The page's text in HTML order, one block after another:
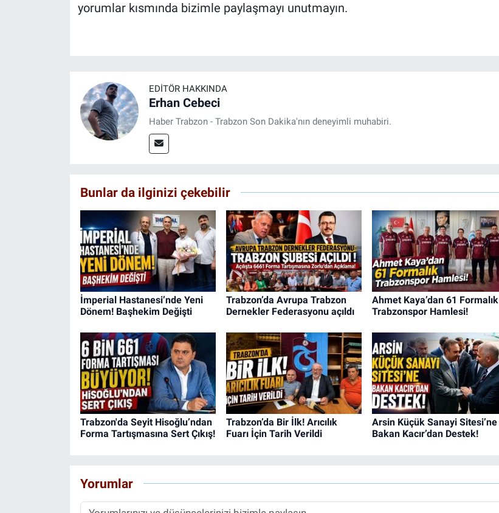
yorumlar kısmında bizimle paylaşmayı unutmayın.
EDITÖR HAKKINDA
Erhan Cebeci
Haber Trabzon - Trabzon Son Dakika'nın deneyimli muhabiri.
Bunlar da ilginizi çekebilir
İmperial Hastanesi’nde Yeni
Dönem! Başhekim Değişti
Trabzon’da Avrupa Trabzon
Dernekler Federasyonu açıldı
Ahmet Kaya’dan 61 Formalık
Trabzonspor Hamlesi!
Trabzon'da Seyit Hisoğlu’ndan
Forma Tartışmasına Sert Çıkış!
Trabzon’da Bir İlk! Arıcılık
Fuarı İçin Tarih Verildi
Arsin Küçük Sanayi Sitesi’ne
Bakan Kacır’dan Destek!
Yorumlar